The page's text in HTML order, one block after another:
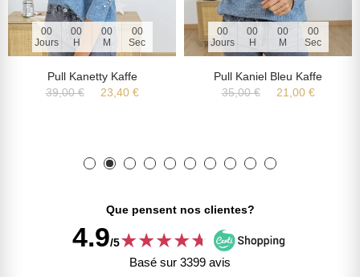
00
Jours
00
H
00
M
00
Sec
Pull Kanetty Kaffe
39,00 €
23,40 €
00
Jours
00
H
00
M
00
Sec
Pull Kaniel Bleu Kaffe
35,00 €
21,00 €
Que pensent nos clientes?
4.9/5★★★★★
★
Basé sur 3399 avis